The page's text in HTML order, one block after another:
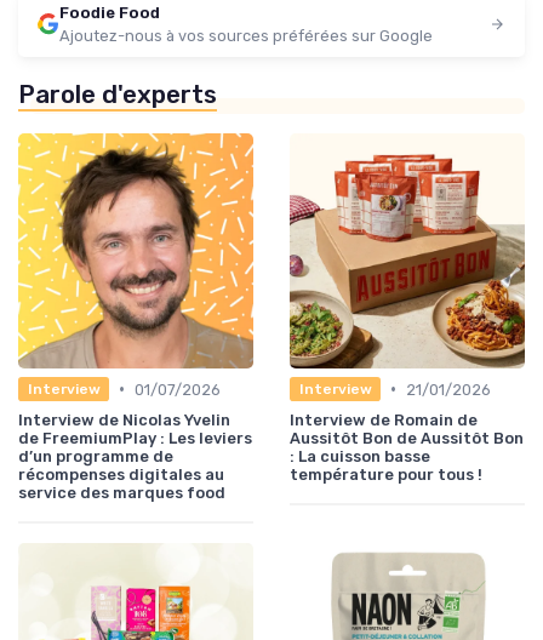
Foodie Food
Ajoutez-nous à vos sources préférées sur Google
Parole d'experts
Interview • 01/07/2026
Interview de Nicolas Yvelin
de FreemiumPlay : Les leviers
d’un programme de
récompenses digitales au
service des marques food
Interview •
21/01/2026
Interview de Romain de
Aussitôt Bon de Aussitôt Bon
: La cuisson basse
température pour tous !